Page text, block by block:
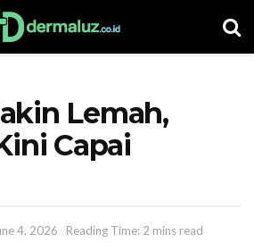
Lemah,
Capai
4, 2026 Reading Time: 2 mins read